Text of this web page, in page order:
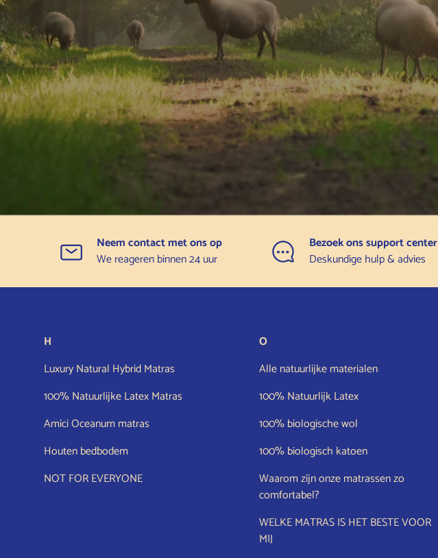
Neem contact met ons op
We reageren binnen 24 uur
Bezoek ons support center
Deskundige hulp & advies
H
Luxury Natural Hybrid Matras
100% Natuurlijke Latex Matras
Amici Oceanum matras
Houten bedbodem
NOT FOR EVERYONE
O
Alle natuurlijke materialen
100% Natuurlijk Latex
100% biologische wol
100% biologisch katoen
Waarom zijn onze matrassen zo
comfortabel?
WELKE MATRAS IS HET BESTE VOOR
MIJ